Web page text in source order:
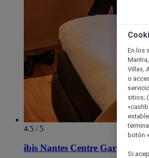
4.5 / 5
ibis Nantes Centre Gare Sud
En los
Villas,
o
sitios;
botón
Si